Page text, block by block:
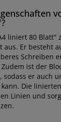
liniert 80 Blatt"
aus. Er besteht
Schreiben
ist der
sodass er auch
Die
Linien und